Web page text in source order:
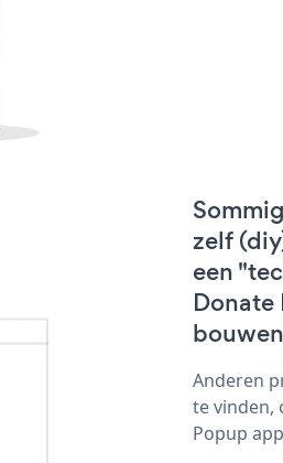
zelf
een
Donate
Anderen
te vinden,
Popup